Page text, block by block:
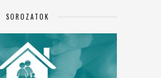
SOROZATOK